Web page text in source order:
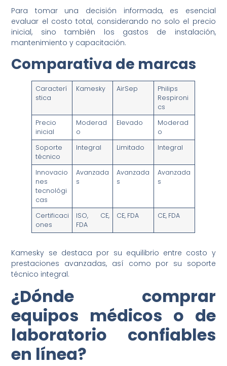
Para tomar una decisión informada, es esencial
evaluar el costo total, considerando no solo el precio
inicial, sino también los gastos de instalación,
mantenimiento y capacitación.
Comparativa de marcas
Caracterí
stica
Kamesky AirSep
Philips
Respironi
cs
Precio
inicial
Moderad
o
Elevado
Moderad
o
Soporte
técnico
Integral Limitado Integral
Innovacio
nes
tecnológi
cas
Avanzada
s
Avanzada
s
Avanzada
s
Certificaci
ones
ISO, CE,
FDA
CE, FDA CE, FDA
Kamesky se destaca por su equilibrio entre costo y
prestaciones avanzadas, así como por su soporte
técnico integral.
¿Dónde comprar
equipos médicos o de
laboratorio confiables
en línea?